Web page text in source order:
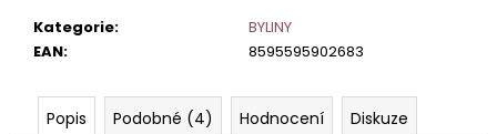
Kategorie:
BYLINY
EAN: 8595595902683
Popis Podobné (4) Hodnocení Diskuze